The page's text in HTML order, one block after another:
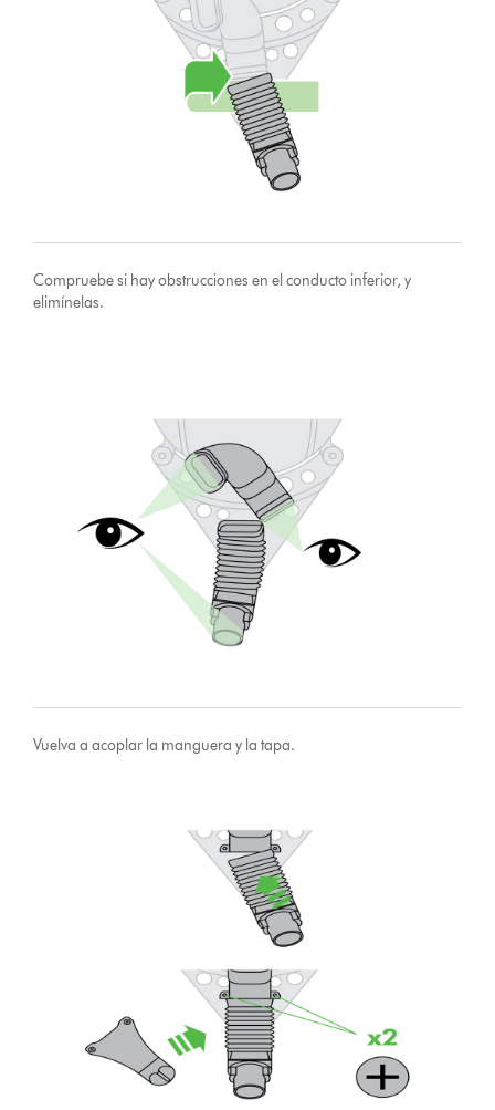
Compruebe si hay obstrucciones en el conducto inferior, y
elimínelas.
Vuelva a acoplar la manguera y la tapa.